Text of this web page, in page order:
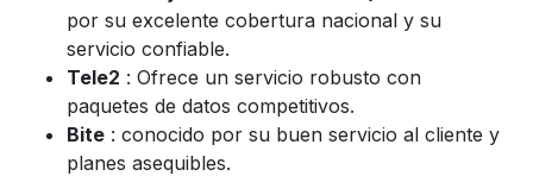
por su excelente cobertura nacional y su
servicio confiable.
Tele2 : Ofrece un servicio robusto con
paquetes de datos competitivos.
Bite : conocido por su buen servicio al cliente y
planes asequibles.